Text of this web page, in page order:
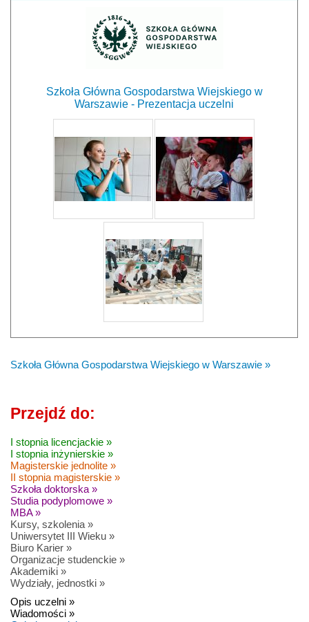
Szkoła Główna Gospodarstwa Wiejskiego w
Warszawie - Prezentacja uczelni
Szkoła Główna Gospodarstwa Wiejskiego w Warszawie »
Przejdź do:
I stopnia licencjackie »
I stopnia inżynierskie »
Magisterskie jednolite »
II stopnia magisterskie »
Szkoła doktorska »
Studia podyplomowe »
MBA »
Kursy, szkolenia »
Uniwersytet III Wieku »
Biuro Karier »
Organizacje studenckie »
Akademiki »
Wydziały, jednostki »
Opis uczelni »
Wiadomości »